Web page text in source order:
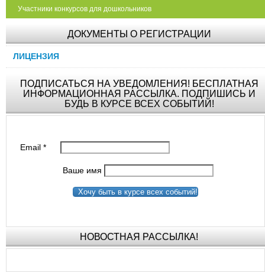
Участники конкурсов для дошкольников
ДОКУМЕНТЫ О РЕГИСТРАЦИИ
ЛИЦЕНЗИЯ
ПОДПИСАТЬСЯ НА УВЕДОМЛЕНИЯ! БЕСПЛАТНАЯ
ИНФОРМАЦИОННАЯ РАССЫЛКА. ПОДПИШИСЬ И
БУДЬ В КУРСЕ ВСЕХ СОБЫТИЙ!
Email*
Ваше имя
Хочу быть в курсе всех событий!
НОВОСТНАЯ РАССЫЛКА!